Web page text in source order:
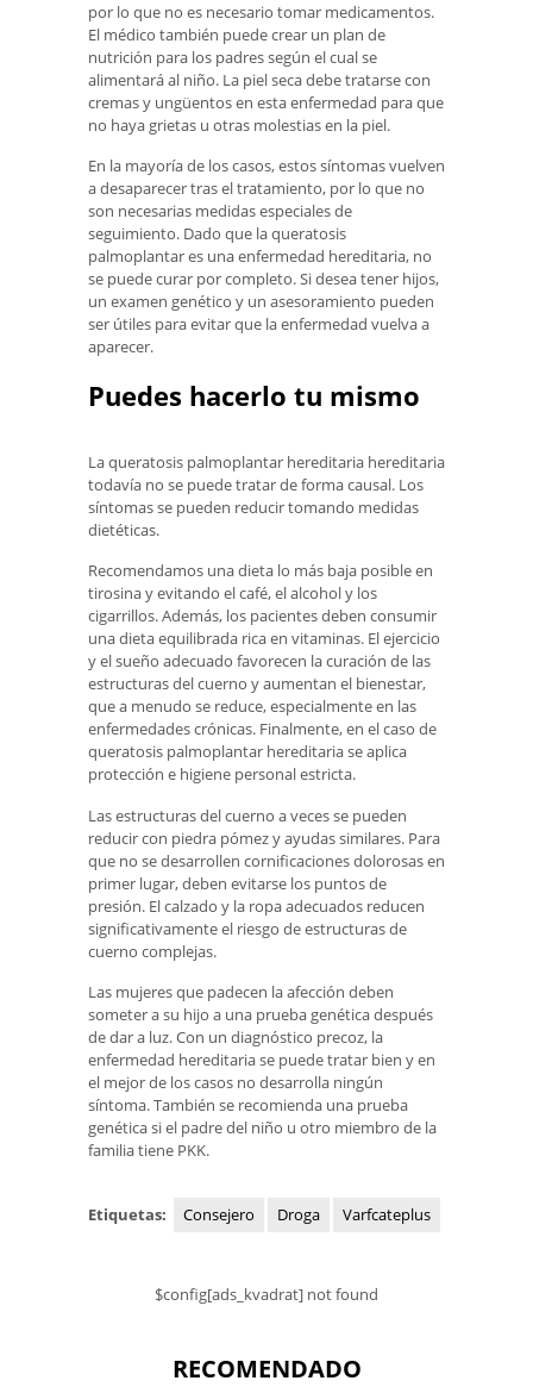
por lo que no es necesario tomar medicamentos.
El médico también puede crear un plan de
nutrición para los padres según el cual se
alimentará al niño. La piel seca debe tratarse con
cremas y ungüentos en esta enfermedad para que
no haya grietas u otras molestias en la piel.
En la mayoría de los casos, estos síntomas vuelven
a desaparecer tras el tratamiento, por lo que no
son necesarias medidas especiales de
seguimiento. Dado que la queratosis
palmoplantar es una enfermedad hereditaria, no
se puede curar por completo. Si desea tener hijos,
un examen genético y un asesoramiento pueden
ser útiles para evitar que la enfermedad vuelva a
aparecer.
Puedes hacerlo tu mismo
La queratosis palmoplantar hereditaria hereditaria
todavía no se puede tratar de forma causal. Los
síntomas se pueden reducir tomando medidas
dietéticas.
Recomendamos una dieta lo más baja posible en
tirosina y evitando el café, el alcohol y los
cigarrillos. Además, los pacientes deben consumir
una dieta equilibrada rica en vitaminas. El ejercicio
y el sueño adecuado favorecen la curación de las
estructuras del cuerno y aumentan el bienestar,
que a menudo se reduce, especialmente en las
enfermedades crónicas. Finalmente, en el caso de
queratosis palmoplantar hereditaria se aplica
protección e higiene personal estricta.
Las estructuras del cuerno a veces se pueden
reducir con piedra pómez y ayudas similares. Para
que no se desarrollen cornificaciones dolorosas en
primer lugar, deben evitarse los puntos de
presión. El calzado y la ropa adecuados reducen
significativamente el riesgo de estructuras de
cuerno complejas.
Las mujeres que padecen la afección deben
someter a su hijo a una prueba genética después
de dar a luz. Con un diagnóstico precoz, la
enfermedad hereditaria se puede tratar bien y en
el mejor de los casos no desarrolla ningún
síntoma. También se recomienda una prueba
genética si el padre del niño u otro miembro de la
familia tiene PKK.
Etiquetas: Consejero Droga Varfcateplus
$config[ads_kvadrat] not found
RECOMENDADO